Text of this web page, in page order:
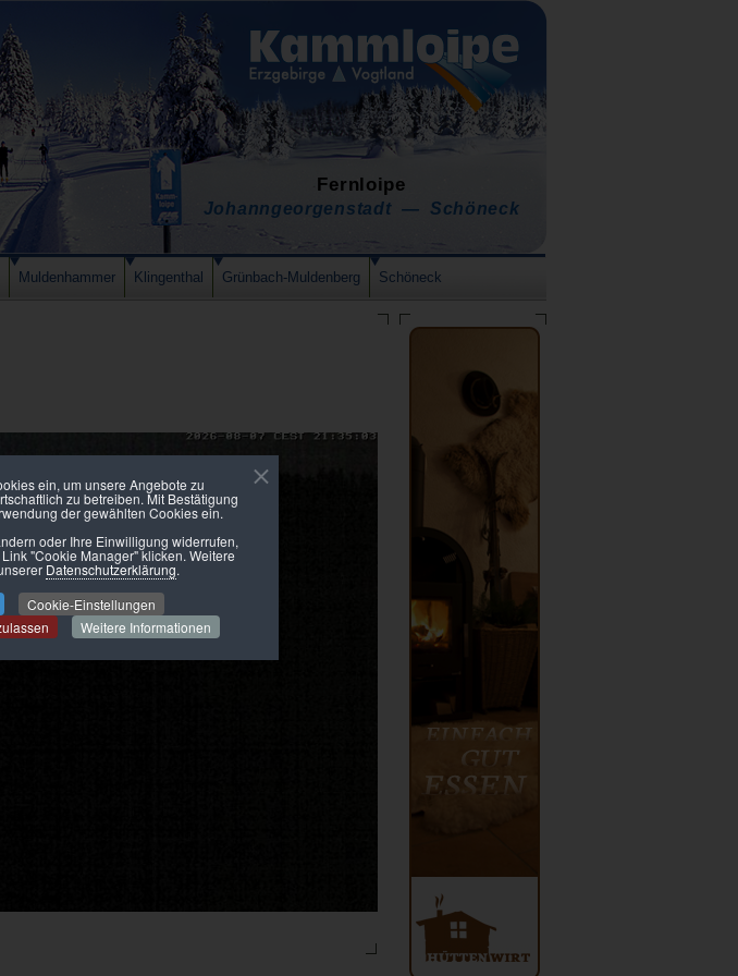
ein, um unsere Angebote zu
zu betreiben. Mit Bestätigung
der gewählten Cookies ein.
oder Ihre Einwilligung widerrufen,
"Cookie Manager" klicken. Weitere
Datenschutzerklärung.
Cookie-Einstellungen
Weitere Informationen
Fernloipe
Johanngeorgenstadt — Schöneck
Muldenhammer Klingenthal Grünbach-Muldenberg Schöneck